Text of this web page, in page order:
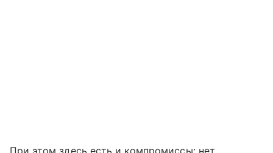
При этом здесь есть и компромиссы: нет